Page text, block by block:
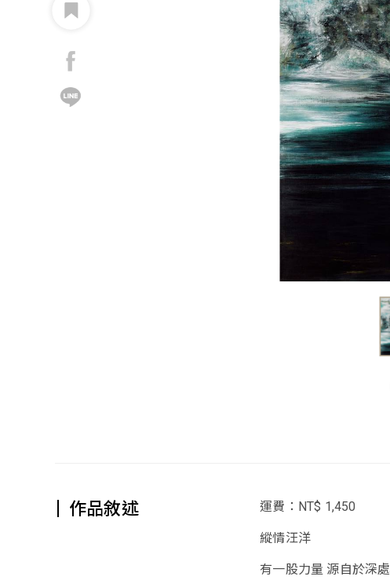
作品敘述 運費：NT$ 1,450
縱情汪洋
有一股力量 源自於深處